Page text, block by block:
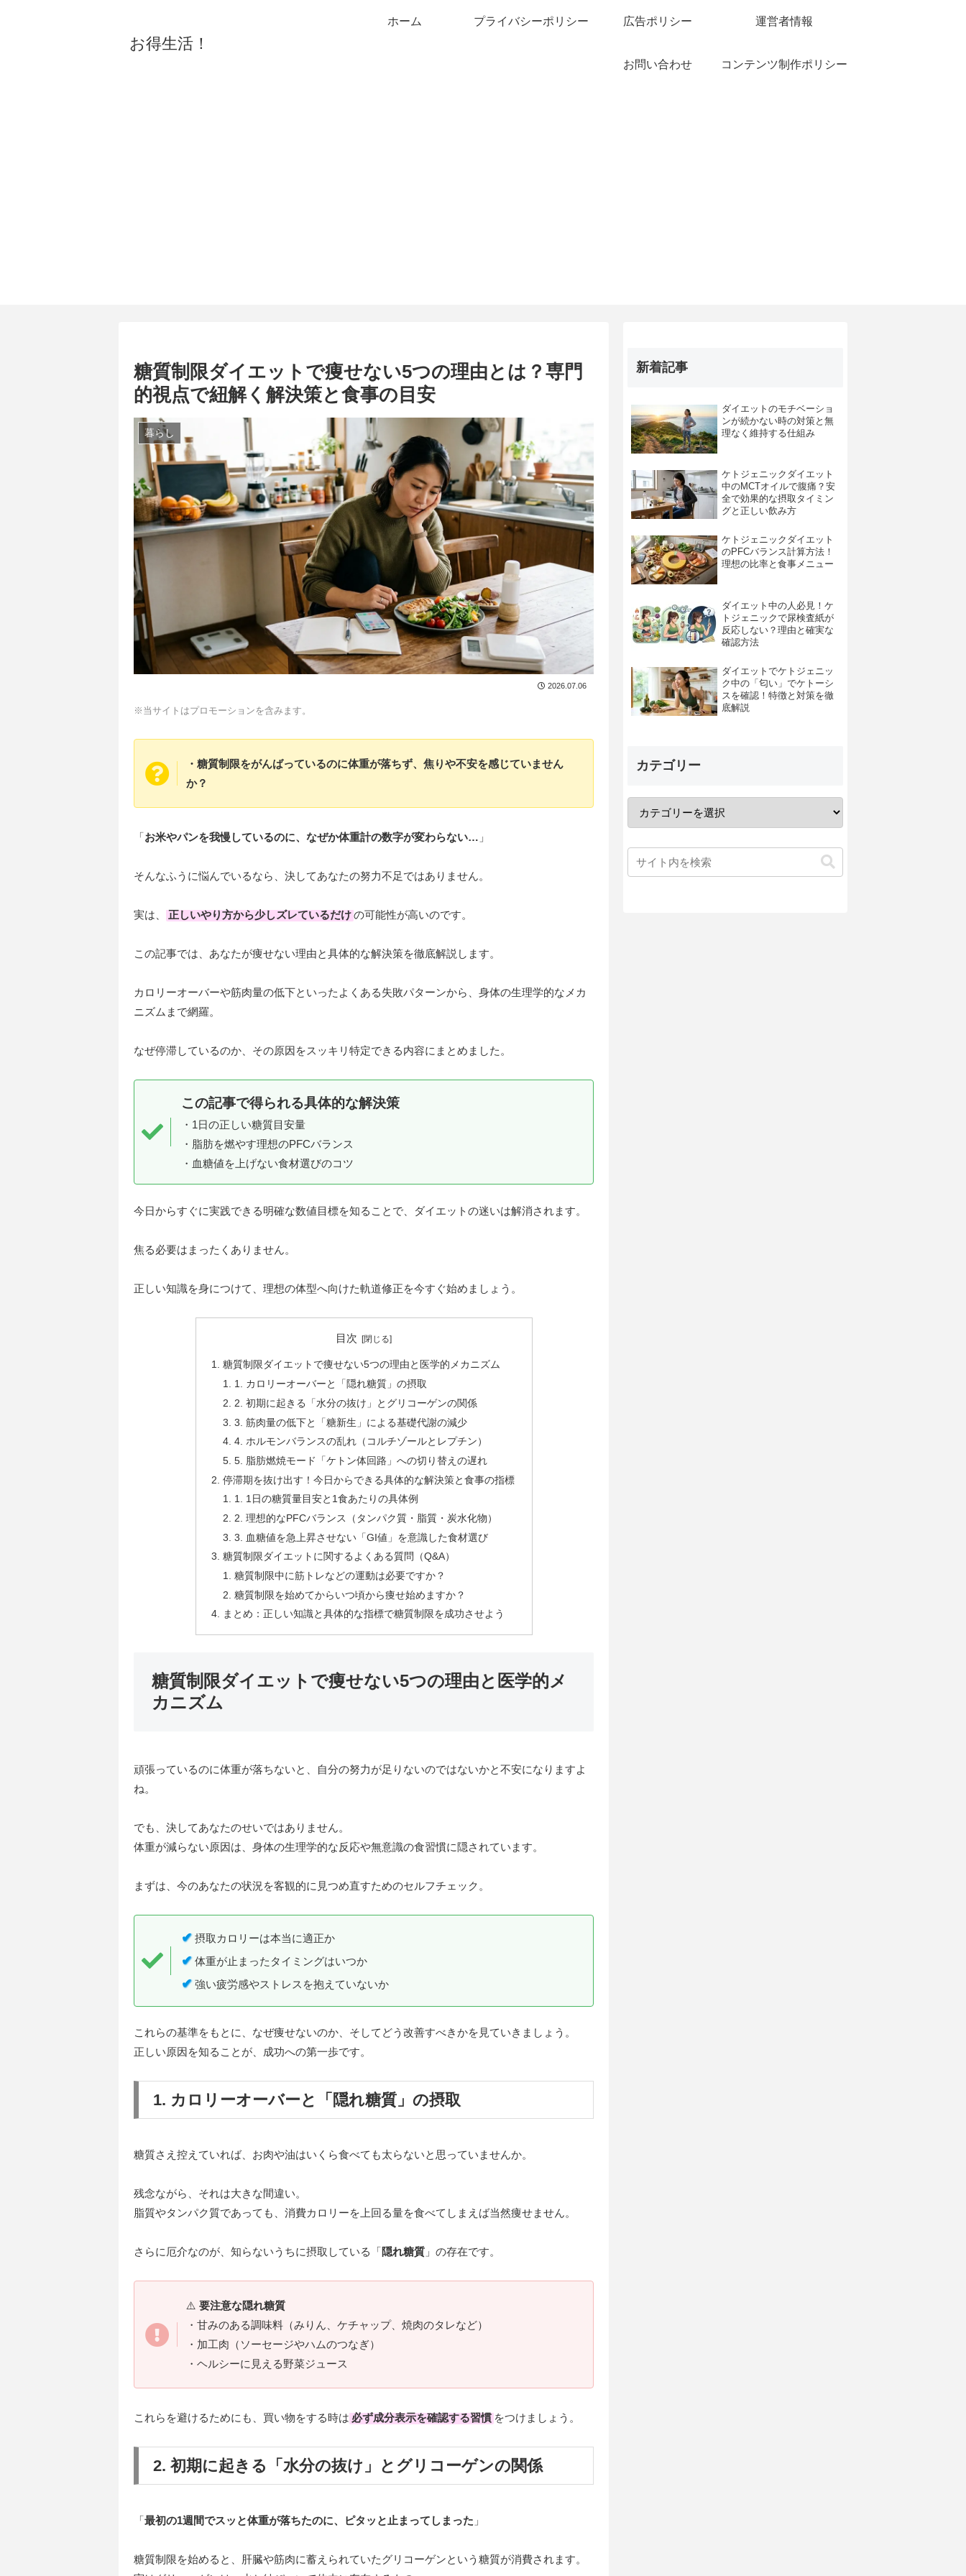
お得生活！
ホーム プライバシーポリシー 広告ポリシー 運営者情報
お問い合わせ コンテンツ制作ポリシー
糖質制限ダイエットで痩せない5つの理由とは？専門
的視点で紐解く解決策と食事の目安
暮らし
2026.07.06
※当サイトはプロモーションを含みます。
・糖質制限をがんばっているのに体重が落ちず、焦りや不安を感じていません
か？
「お米やパンを我慢しているのに、なぜか体重計の数字が変わらない… 」
そんなふうに悩んでいるなら、決してあなたの努力不足ではありません。
実は、 正しいやり方から少しズレているだけの可能性が高いのです。
この記事では、あなたが痩せない理由と具体的な解決策を徹底解説します。
カロリーオーバーや筋肉量の低下といったよくある失敗パターンから、身体の生理学的なメカ
ニズムまで網羅。
なぜ停滞しているのか、その原因をスッキリ特定できる内容にまとめました。
この記事で得られる具体的な解決策
・1日の正しい糖質目安量
・脂肪を燃やす理想のPFCバランス
・血糖値を上げない食材選びのコツ
今日からすぐに実践できる明確な数値目標を知ることで、ダイエットの迷いは解消されます。
焦る必要はまったくありません。
正しい知識を身につけて、理想の体型へ向けた軌道修正を今すぐ始めましょう。
目次
糖質制限ダイエットで痩せない5つの理由と医学的メカニズム
1. カロリーオーバーと「隠れ糖質」の摂取
2. 初期に起きる「水分の抜け」とグリコーゲンの関係
3. 筋肉量の低下と「糖新生」による基礎代謝の減少
4. ホルモンバランスの乱れ（コルチゾールとレプチン）
5. 脂肪燃焼モード「ケトン体回路」への切り替えの遅れ
停滞期を抜け出す！今日からできる具体的な解決策と食事の指標
1. 1日の糖質量目安と1食あたりの具体例
2. 理想的なPFCバランス（タンパク質・脂質・炭水化物）
3. 血糖値を急上昇させない「GI値」を意識した食材選び
糖質制限ダイエットに関するよくある質問（Q&A）
糖質制限中に筋トレなどの運動は必要ですか？
糖質制限を始めてからいつ頃から痩せ始めますか？
まとめ：正しい知識と具体的な指標で糖質制限を成功させよう
糖質制限ダイエットで痩せない5つの理由と医学的メ
カニズム
頑張っているのに体重が落ちないと、自分の努力が足りないのではないかと不安になりますよ
ね。
でも、決してあなたのせいではありません。
体重が減らない原因は、身体の生理学的な反応や無意識の食習慣に隠されています。
まずは、今のあなたの状況を客観的に見つめ直すためのセルフチェック。
✔摂取カロリーは本当に適正か
✔体重が止まったタイミングはいつか
✔強い疲労感やストレスを抱えていないか
これらの基準をもとに、なぜ痩せないのか、そしてどう改善すべきかを見ていきましょう。
正しい原因を知ることが、成功への第一歩です。
1. カロリーオーバーと「隠れ糖質」の摂取
糖質さえ控えていれば、お肉や油はいくら食べても太らないと思っていませんか。
残念ながら、それは大きな間違い。
脂質やタンパク質であっても、消費カロリーを上回る量を食べてしまえば当然痩せません。
さらに厄介なのが、知らないうちに摂取している「隠れ糖質 」の存在です。
⚠️ 要注意な隠れ糖質
・甘みのある調味料（みりん、ケチャップ、焼肉のタレなど）
・加工肉（ソーセージやハムのつなぎ）
・ヘルシーに見える野菜ジュース
これらを避けるためにも、買い物をする時は 必ず成分表示を確認する習慣 をつけましょう。
2. 初期に起きる「水分の抜け」とグリコーゲンの関係
「最初の1週間でスッと体重が落ちたのに、ピタッと止まってしまった 」
糖質制限を始めると、肝臓や筋肉に蓄えられていたグリコーゲンという糖質が消費されます。
新着記事
ダイエットのモチベーショ
ンが続かない時の対策と無
理なく維持する仕組み
ケトジェニックダイエット
中のMCTオイルで腹痛？安
全で効果的な摂取タイミン
グと正しい飲み方
ケトジェニックダイエット
のPFCバランス計算方法！
理想の比率と食事メニュー
ダイエット中の人必見！ケ
トジェニックで尿検査紙が
反応しない？理由と確実な
確認方法
ダイエットでケトジェニッ
ク中の「匂い」でケトーシ
スを確認！特徴と対策を徹
底解説
カテゴリー